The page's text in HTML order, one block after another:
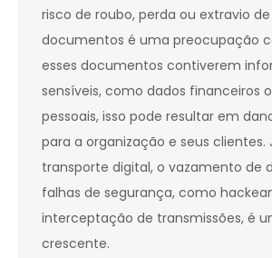
risco de roubo, perda ou extravio
documentos é uma preocupação
esses documentos contiverem
sensíveis, como dados financeiros
pessoais, isso pode resultar em
para a organização e seus clientes.
transporte digital, o vazamento de
falhas de segurança, como
interceptação de transmissões, é
crescente.